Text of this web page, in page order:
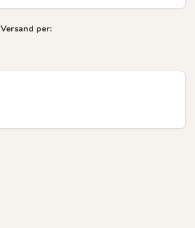
Versand per: